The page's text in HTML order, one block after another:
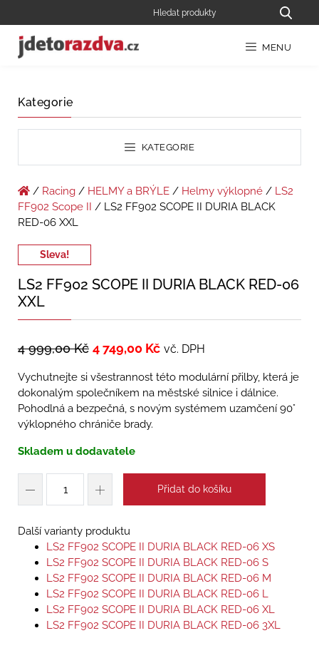
MENU
Kategorie
KATEGORIE
/ Racing / HELMY a BRÝLE / Helmy výklopné / LS2
FF902 Scope II
/ LS2 FF902 SCOPE II DURIA BLACK
RED-06 XXL
Sleva!
LS2 FF902 SCOPE II DURIA BLACK RED-06
XXL
4 999,00Kč 4 749,00 Kč vč. DPH
Vychutnejte si všestrannost této modulární přilby, která je
dokonalým společníkem na městské silnice i dálnice.
Pohodlná a bezpečná, s novým systémem uzamčení 90°
výklopného chrániče brady.
Skladem u dodavatele
Přidat do košíku
Další varianty produktu
LS2 FF902 SCOPE II DURIA BLACK RED-06 XS
LS2 FF902 SCOPE II DURIA BLACK RED-06 S
LS2 FF902 SCOPE II DURIA BLACK RED-06 M
LS2 FF902 SCOPE II DURIA BLACK RED-06 L
LS2 FF902 SCOPE II DURIA BLACK RED-06 XL
LS2 FF902 SCOPE II DURIA BLACK RED-06 3XL